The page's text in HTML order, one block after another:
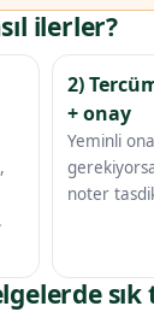
ilerler?
2)
+ onay
Yeminli
noter